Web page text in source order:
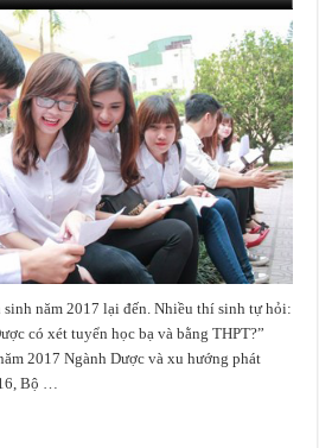
năm 2017 lại đến. Nhiều thí sinh tự hỏi:
có xét tuyển học bạ và bằng THPT?”
2017 Ngành Dược và xu hướng phát
Bộ …